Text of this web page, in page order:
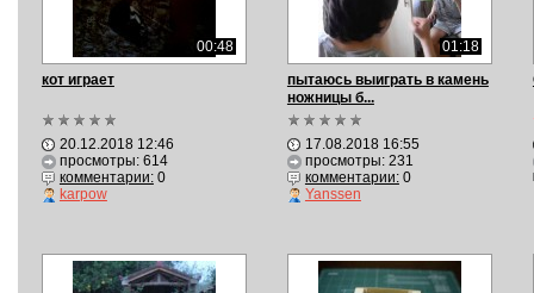
00:48
кот играет
20.12.2018 12:46
просмотры: 614
комментарии:0
karpow
01:18
пытаюсь выиграть в камень
ножницы б...
17.08.2018 16:55
просмотры: 231
комментарии:0
Yanssen